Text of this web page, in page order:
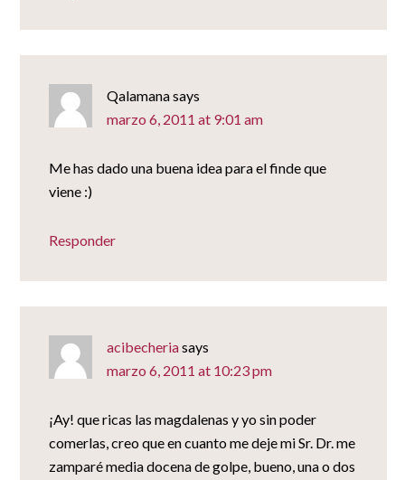
Qalamanasays
marzo 6, 2011 at 9:01 am
Me has dado una buena idea para el finde que
viene :)
Responder
acibecheriasays
marzo 6, 2011 at 10:23 pm
¡Ay! que ricas las magdalenas y yo sin poder
comerlas, creo que en cuanto me deje mi Sr. Dr. me
zamparé media docena de golpe, bueno, una o dos